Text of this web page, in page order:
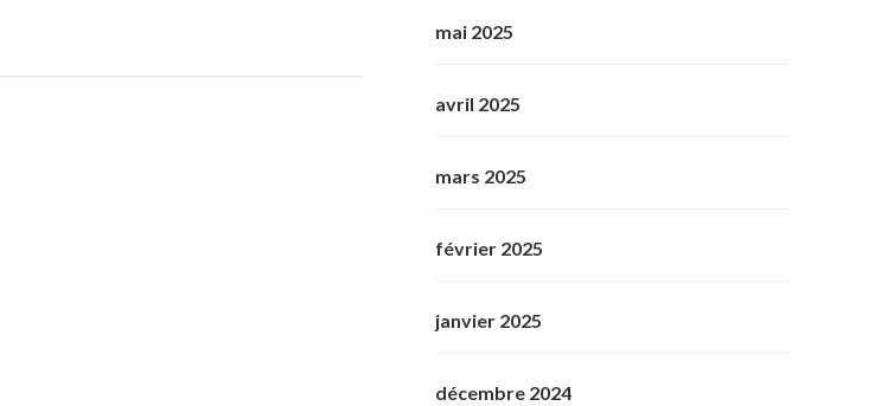
mai 2025
avril 2025
mars 2025
février 2025
janvier 2025
décembre 2024